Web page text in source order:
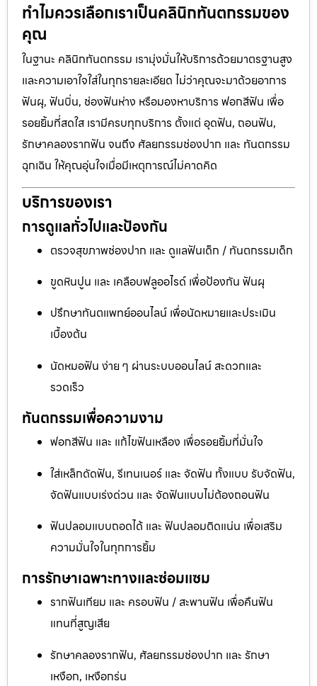
ทำไมควรเลือกเราเป็นคลินิกทันตกรรมของ
คุณ
ในฐานะ คลินิกทันตกรรม เรามุ่งมั่นให้บริการด้วยมาตรฐานสูง
และความเอาใจใส่ในทุกรายละเอียด ไม่ว่าคุณจะมาด้วยอาการ
ฟันผุ, ฟันบิ่น, ช่องฟันห่าง หรือมองหาบริการ ฟอกสีฟัน เพื่อ
รอยยิ้มที่สดใส เรามีครบทุกบริการ ตั้งแต่ อุดฟัน, ถอนฟัน,
รักษาคลองรากฟัน จนถึง ศัลยกรรมช่องปาก และ ทันตกรรม
ฉุกเฉิน ให้คุณอุ่นใจเมื่อมีเหตุการณ์ไม่คาดคิด
บริการของเรา
การดูแลทั่วไปและป้องกัน
ตรวจสุขภาพช่องปาก และ ดูแลฟันเด็ก / ทันตกรรมเด็ก
ขูดหินปูน และ เคลือบฟลูออไรด์ เพื่อป้องกัน ฟันผุ
ปรึกษาทันตแพทย์ออนไลน์ เพื่อนัดหมายและประเมิน
เบื้องต้น
นัดหมอฟัน ง่าย ๆ ผ่านระบบออนไลน์ สะดวกและ
รวดเร็ว
ทันตกรรมเพื่อความงาม
ฟอกสีฟัน และ แก้ไขฟันเหลือง เพื่อรอยยิ้มที่มั่นใจ
ใส่เหล็กดัดฟัน, รีเทนเนอร์ และ จัดฟัน ทั้งแบบ รับจัดฟัน,
จัดฟันแบบเร่งด่วน และ จัดฟันแบบไม่ต้องถอนฟัน
ฟันปลอมแบบถอดได้ และ ฟันปลอมติดแน่น เพื่อเสริม
ความมั่นใจในทุกการยิ้ม
การรักษาเฉพาะทางและซ่อมแซม
รากฟันเทียม และ ครอบฟัน / สะพานฟัน เพื่อคืนฟัน
แทนที่สูญเสีย
รักษาคลองรากฟัน, ศัลยกรรมช่องปาก และ รักษา
เหงือก, เหงือกร่น